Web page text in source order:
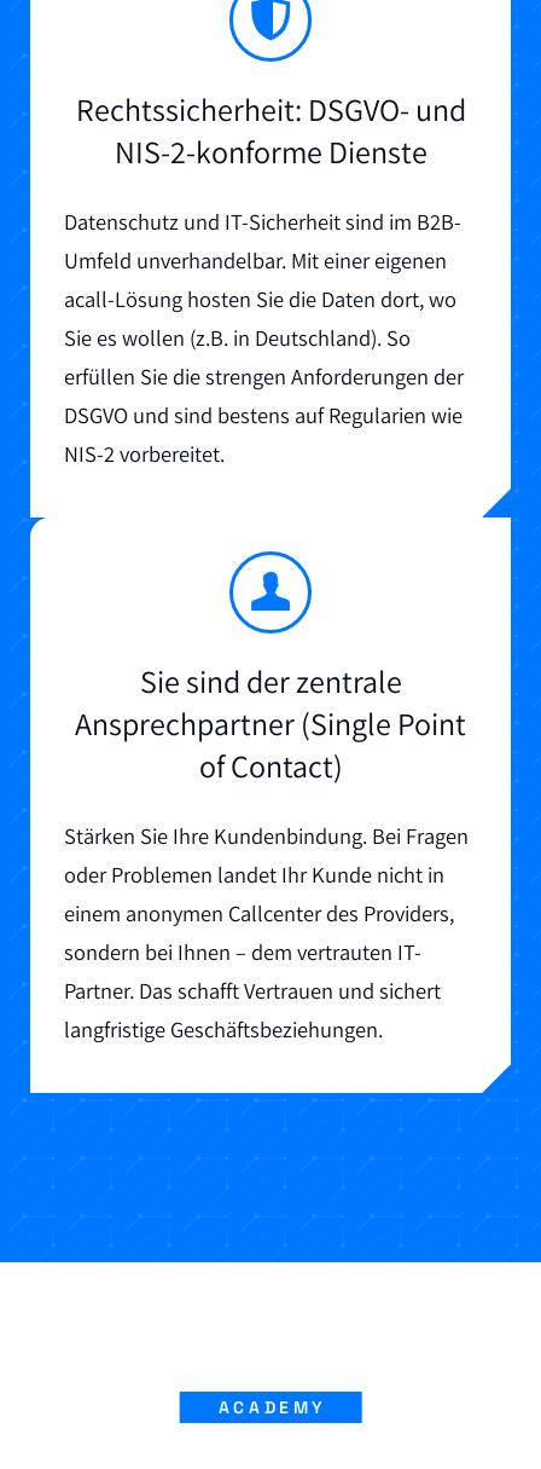
Rechtssicherheit: DSGVO- und
NIS-2-konforme Dienste
Datenschutz und IT-Sicherheit sind im B2B-
Umfeld unverhandelbar. Mit einer eigenen
acall-Lösung hosten Sie die Daten dort, wo
Sie es wollen (z.B. in Deutschland). So
erfüllen Sie die strengen Anforderungen der
DSGVO und sind bestens auf Regularien wie
NIS-2 vorbereitet.
Sie sind der zentrale
Ansprechpartner (Single Point
of Contact)
Stärken Sie Ihre Kundenbindung. Bei Fragen
oder Problemen landet Ihr Kunde nicht in
einem anonymen Callcenter des Providers,
sondern bei Ihnen – dem vertrauten IT-
Partner. Das schafft Vertrauen und sichert
langfristige Geschäftsbeziehungen.
ACADEMY